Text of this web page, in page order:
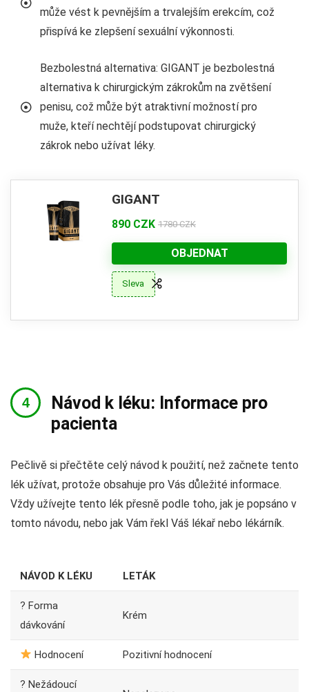
může vést k pevnějším a trvalejším erekcím, což
přispívá ke zlepšení sexuální výkonnosti.
Bezbolestná alternativa: GIGANT je bezbolestná
alternativa k chirurgickým zákrokům na zvětšení
penisu, což může být atraktivní možností pro
muže, kteří nechtějí podstupovat chirurgický
zákrok nebo užívat léky.
GIGANT
890 CZK 1780 CZK
OBJEDNAT
Sleva
Návod k léku: Informace pro
pacienta
Pečlivě si přečtěte celý návod k použití, než začnete tento
lék užívat, protože obsahuje pro Vás důležité informace.
Vždy užívejte tento lék přesně podle toho, jak je popsáno v
tomto návodu, nebo jak Vám řekl Váš lékař nebo lékárník.
NÁVOD K LÉKU LETÁK
? Forma
dávkování
Krém
Hodnocení Pozitivní hodnocení
? Nežádoucí